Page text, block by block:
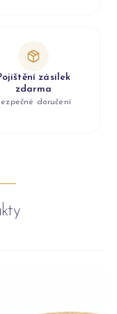
zásilek
zdarma
doručení